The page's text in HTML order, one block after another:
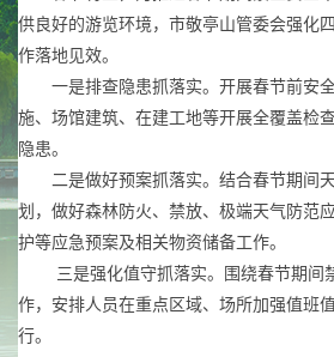
供良好的游览环境，市敬亭山管委会强化
作落地见效。
一是排查隐患抓落实。开展春节前安
施、场馆建筑、在建工地等开展全覆盖检
隐患。
二是做好预案抓落实。结合春节期间
划，做好森林防火、禁放、极端天气防范
护等应急预案及相关物资储备工作。
三是强化值守抓落实。围绕春节期间
作，安排人员在重点区域、场所加强值班
行。